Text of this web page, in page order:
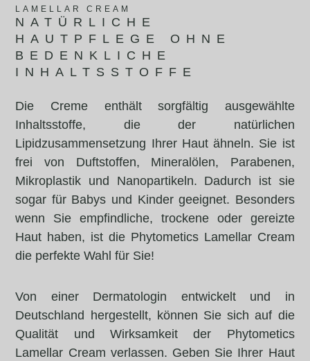
LAMELLAR CREAM
NATÜRLICHE
HAUTPFLEGE OHNE
BEDENKLICHE
INHALTSSTOFFE
Die Creme enthält sorgfältig ausgewählte
Inhaltsstoffe, die der natürlichen
Lipidzusammensetzung Ihrer Haut ähneln. Sie ist
frei von Duftstoffen, Mineralölen, Parabenen,
Mikroplastik und Nanopartikeln. Dadurch ist sie
sogar für Babys und Kinder geeignet. Besonders
wenn Sie empfindliche, trockene oder gereizte
Haut haben, ist die Phytometics Lamellar Cream
die perfekte Wahl für Sie!
Von einer Dermatologin entwickelt und in
Deutschland hergestellt, können Sie sich auf die
Qualität und Wirksamkeit der Phytometics
Lamellar Cream verlassen. Geben Sie Ihrer Haut